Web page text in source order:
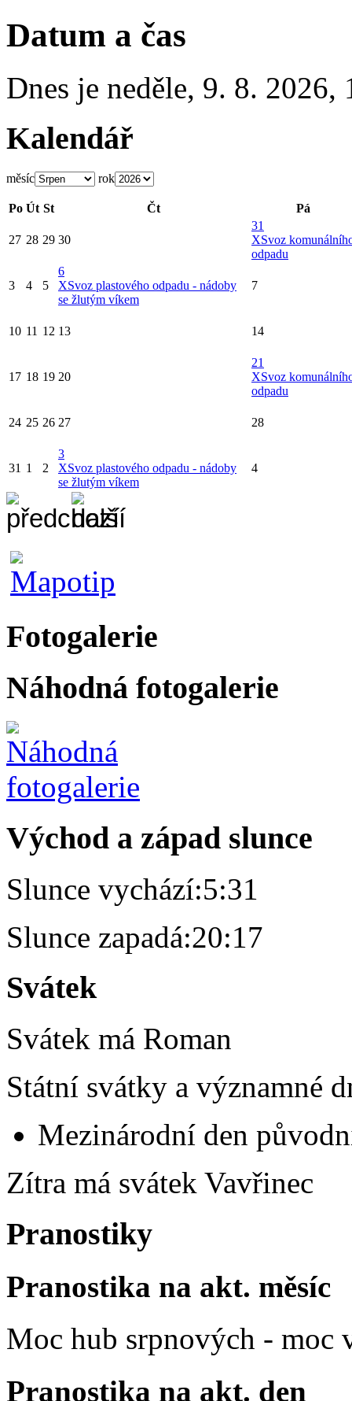
Datum a čas
Dnes je neděle, 9. 8. 2026,
Kalendář
měsíc rok
Po Út St Čt Pá
27 28 29 30
31
XSvoz
odpadu
3 4 5
6
XSvoz plastového odpadu - nádoby
se žlutým víkem
7
10 11 12 13 14
17 18 19 20
21
XSvoz
odpadu
24 25 26 27 28
31 1 2
3
XSvoz plastového odpadu - nádoby
se žlutým víkem
4
Fotogalerie
Náhodná fotogalerie
Východ a západ slunce
Slunce vychází:5:31
Slunce zapadá:20:17
Svátek
Svátek má Roman
Státní svátky a významné
Mezinárodní den
Zítra má svátek Vavřinec
Pranostiky
Pranostika na akt. měsíc
Moc hub srpnových - moc
Pranostika na akt. den